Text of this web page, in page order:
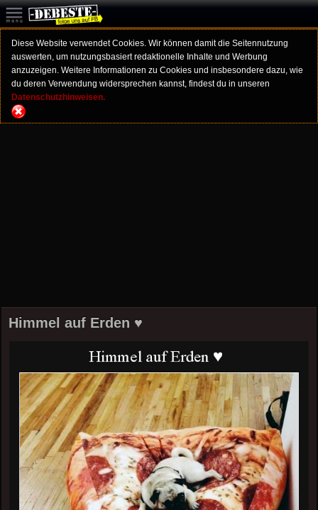
Diese Website verwendet Cookies. Wir können damit die Seitennutzung
auswerten, um nutzungsbasiert redaktionelle Inhalte und Werbung
anzuzeigen. Weitere Informationen zu Cookies und insbesondere dazu, wie
du deren Verwendung widersprechen kannst, findest du in unseren
Datenschutzhinweisen.
Himmel auf Erden ♥